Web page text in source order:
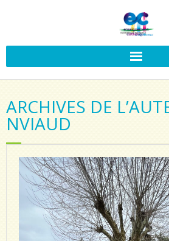
ARCHIVES DE
NVIAUD